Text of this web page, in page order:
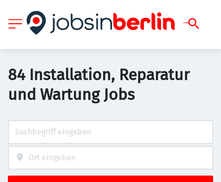
84 Installation, Reparatur
und Wartung Jobs